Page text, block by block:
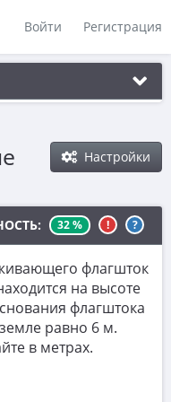
Войти Регистрация
Настройки
32 % ! ?
флаг­шток
на вы­со­те
флаг­што­ка
равно 6 м.
в метрах.